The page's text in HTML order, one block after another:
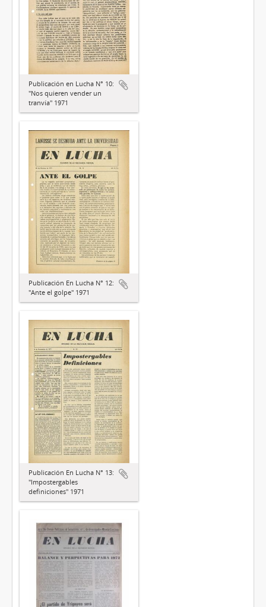
Publicación en Lucha N° 10:
"Nos quieren vender un
tranvía" 1971
Publicación En Lucha N° 12:
"Ante el golpe" 1971
Publicación En Lucha N° 13:
"Impostergables
definiciones" 1971